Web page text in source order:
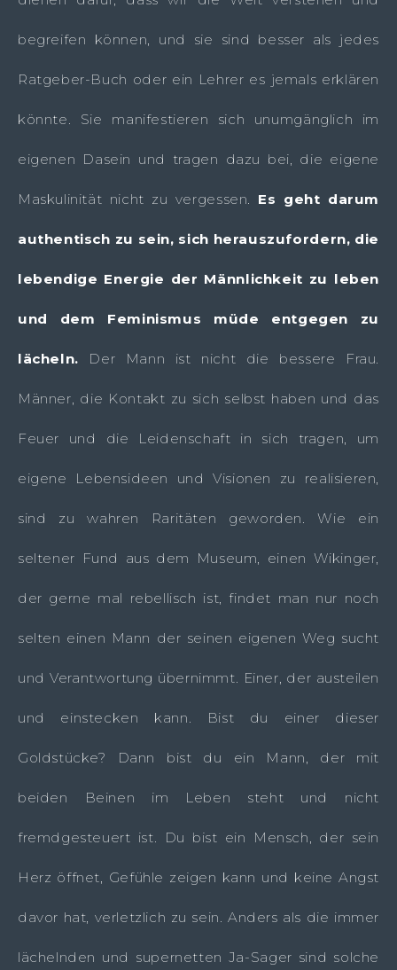
begreifen können, und sie sind besser als jedes
Ratgeber-Buch oder ein Lehrer es jemals erklären
könnte. Sie manifestieren sich unumgänglich im
eigenen Dasein und tragen dazu bei, die eigene
Maskulinität nicht zu vergessen. Es geht darum
authentisch zu sein, sich herauszufordern, die
lebendige Energie der Männlichkeit zu leben
und dem Feminismus müde entgegen zu
lächeln. Der Mann ist nicht die bessere Frau.
Männer, die Kontakt zu sich selbst haben und das
Feuer und die Leidenschaft in sich tragen, um
eigene Lebensideen und Visionen zu realisieren,
sind zu wahren Raritäten geworden. Wie ein
seltener Fund aus dem Museum, einen Wikinger,
der gerne mal rebellisch ist, findet man nur noch
selten einen Mann der seinen eigenen Weg sucht
und Verantwortung übernimmt. Einer, der austeilen
und einstecken kann. Bist du einer dieser
Goldstücke? Dann bist du ein Mann, der mit
beiden Beinen im Leben steht und nicht
fremdgesteuert ist. Du bist ein Mensch, der sein
Herz öffnet, Gefühle zeigen kann und keine Angst
davor hat, verletzlich zu sein. Anders als die immer
lächelnden und supernetten Ja-Sager sind solche